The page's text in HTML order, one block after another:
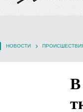
НОВОСТИ
В